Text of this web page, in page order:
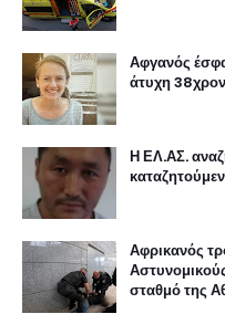
Αφγανός
άτυχη
Η ΕΛ.ΑΣ.
Αφρικανός
σταθμό της